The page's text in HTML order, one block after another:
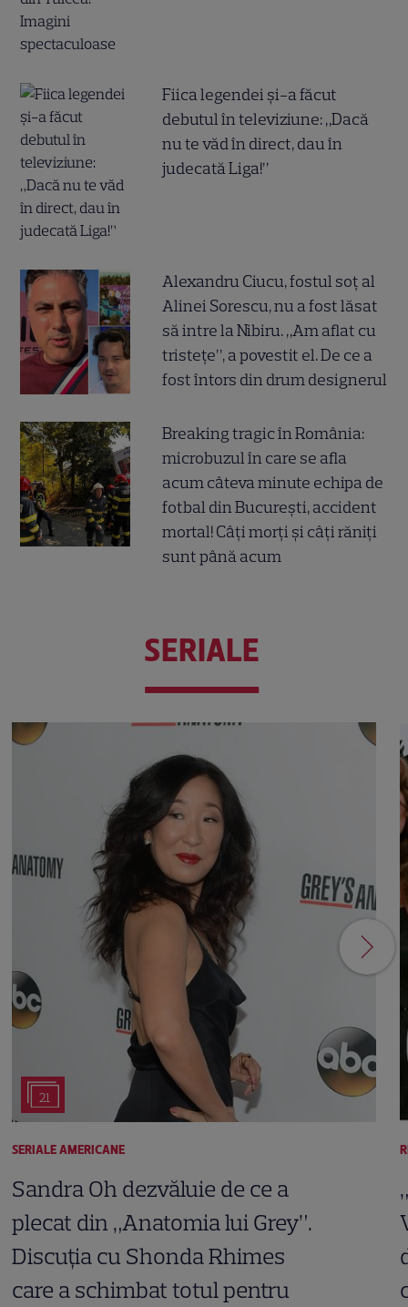
Fiica legendei și-a făcut
debutul în televiziune: „Dacă
nu te văd în direct, dau în
judecată Liga!”
Alexandru Ciucu, fostul soț al
Alinei Sorescu, nu a fost lăsat
să intre la Nibiru. „Am aflat cu
tristețe”, a povestit el. De ce a
fost întors din drum designerul
Breaking tragic în România:
microbuzul în care se afla
acum câteva minute echipa de
fotbal din București, accident
mortal! Câți morți și câți răniți
sunt până acum
SERIALE
21
SERIALE AMERICANE
Sandra Oh dezvăluie de ce a
plecat din „Anatomia lui Grey”.
Discuția cu Shonda Rhimes
care a schimbat totul pentru